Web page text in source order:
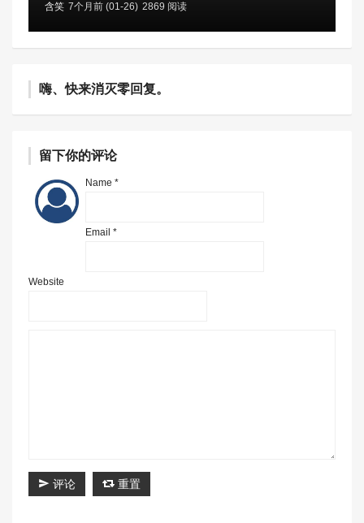
含笑 7个月前 (01-26) 2869 阅读
嗨、快来消灭零回复。
留下你的评论
Name *
Email *
Website
评论 重置